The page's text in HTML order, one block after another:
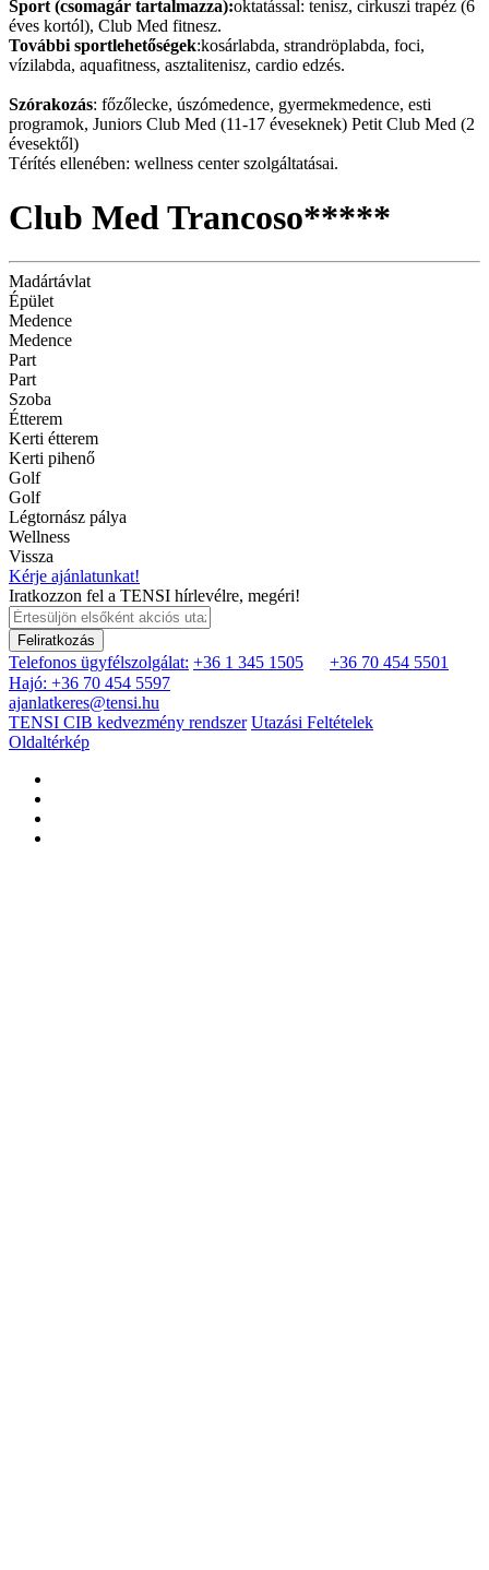
Sport (csomagár tartalmazza):oktatással: tenisz, cirkuszi trapéz (6
éves kortól), Club Med fitnesz.
További sportlehetőségek:kosárlabda, strandröplabda, foci,
vízilabda, aquafitness, asztalitenisz, cardio edzés.
Szórakozás: főzőlecke, úszómedence, gyermekmedence, esti
programok, Juniors Club Med (11-17 éveseknek) Petit Club Med (2
évesektől)
Térítés ellenében: wellness center szolgáltatásai.
Club Med Trancoso*****
Madártávlat
Épület
Medence
Medence
Part
Part
Szoba
Étterem
Kerti étterem
Kerti pihenő
Golf
Golf
Légtornász pálya
Wellness
Vissza
Kérje ajánlatunkat!
Iratkozzon fel a TENSI hírlevélre, megéri!
Feliratkozás
Telefonos ügyfélszolgálat: +36 1 345 1505
+36 70 454 5501
Hajó: +36 70 454 5597
ajanlatkeres@tensi.hu
TENSI CIB kedvezmény rendszer Utazási Feltételek
Oldaltérkép